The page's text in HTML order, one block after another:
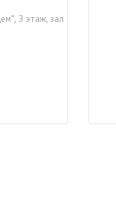
3 этаж, зал